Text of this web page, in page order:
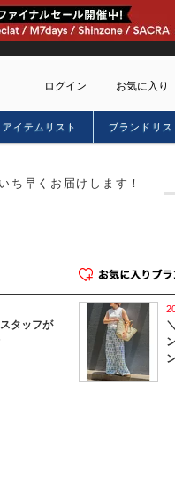
ログイン お気に入り
アイテムリスト ブランドリス
ち早くお届けします！
タッフが